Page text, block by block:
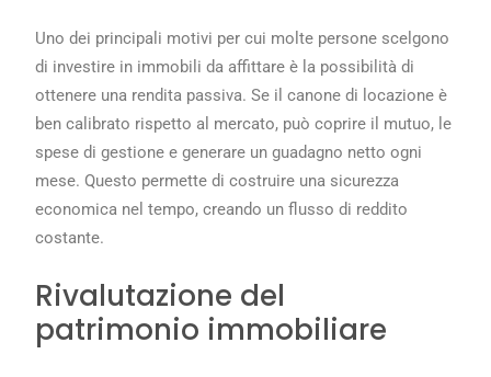
Uno dei principali motivi per cui molte persone scelgono
di investire in immobili da affittare è la possibilità di
ottenere una rendita passiva. Se il canone di locazione è
ben calibrato rispetto al mercato, può coprire il mutuo, le
spese di gestione e generare un guadagno netto ogni
mese. Questo permette di costruire una sicurezza
economica nel tempo, creando un flusso di reddito
costante.
Rivalutazione del
patrimonio immobiliare